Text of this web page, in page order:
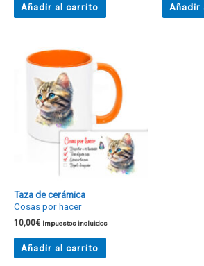
Añadir al carrito Añadir
Taza de cerámica
Cosas por hacer
10,00€ Impuestos incluidos
Añadir al carrito